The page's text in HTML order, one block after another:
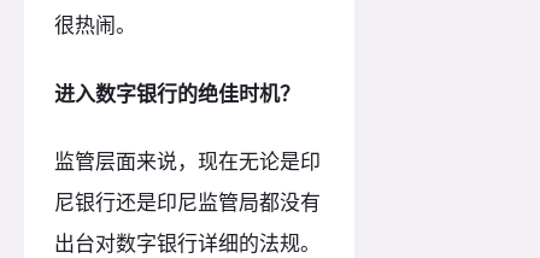
很热闹。
进入数字银行的绝佳时机？
监管层面来说，现在无论是印
尼银行还是印尼监管局都没有
出台对数字银行详细的法规。